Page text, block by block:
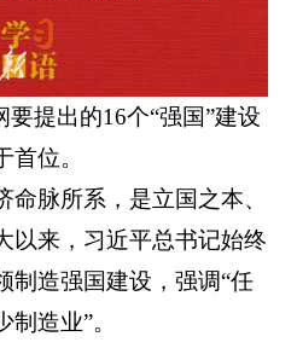
要提出的16个“强国”建设
位。
命脉所系，是立国之本、
以来，习近平总书记始终
制造强国建设，强调“任
造业”。